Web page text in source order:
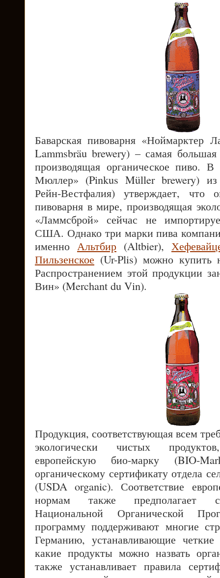
Баварская пивоварня «Ноймарктер
Lammsbräu brewery) – самая
производящая органическое пиво.
Мюллер» (Pinkus Müller brewery)
Рейн-Вестфалия) утверждает,
пивоварня в мире, производящая
«Ламмсброй» сейчас не
США. Однако три марки пива
именно Альтбир (Altbier),
Пильзенское (Ur-Plis) можно купить
Распространением этой продукции
Вин» (Merchant du Vin).
Продукция, соответствующая всем
экологически чистых
европейскую био-марку (BIO-
органическому сертификату отдела
(USDA organic). Соответствие
нормам также предполагает
Национальной Органической
программу поддерживают многие
Германию, устанавливающие четкие
какие продукты можно назвать
также устанавливает правила